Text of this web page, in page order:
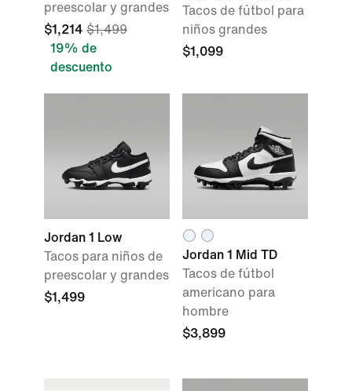
preescolar y grandes
$1,214 $1,499
19% de
descuento
Tacos de fútbol para
niños grandes
$1,099
Jordan 1 Low
Tacos para niños de
preescolar y grandes
$1,499
Jordan 1 Mid TD
Tacos de fútbol
americano para
hombre
$3,899